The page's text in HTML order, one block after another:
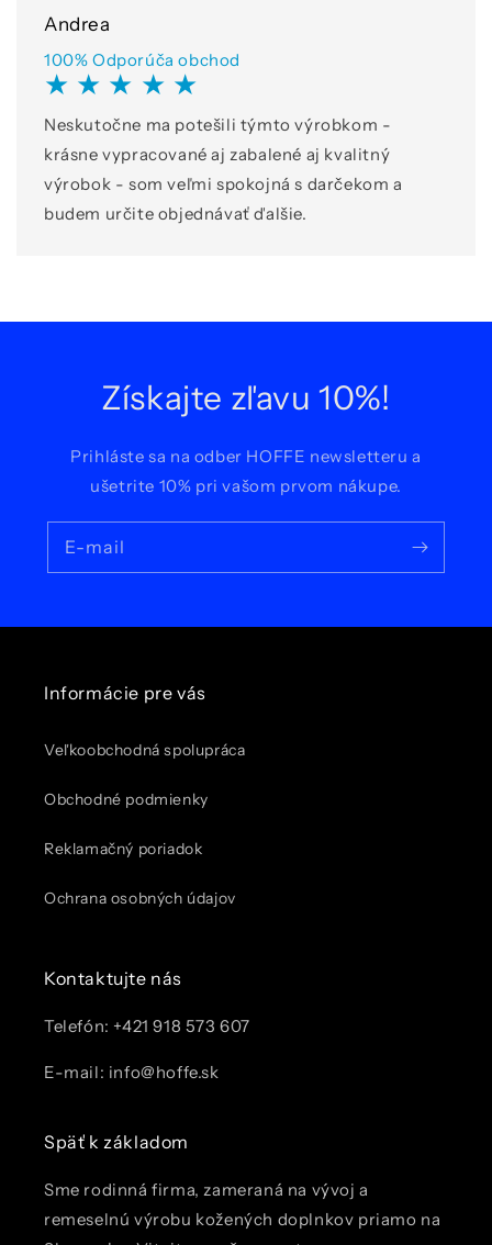
Andrea
100% Odporúča obchod
★ ★ ★ ★ ★
Neskutočne ma potešili týmto výrobkom -
krásne vypracované aj zabalené aj kvalitný
výrobok - som veľmi spokojná s darčekom a
budem určite objednávať ďalšie.
Získajte zľavu 10%!
Prihláste sa na odber HOFFE newsletteru a
ušetrite 10% pri vašom prvom nákupe.
E-mail
Informácie pre vás
Veľkoobchodná spolupráca
Obchodné podmienky
Reklamačný poriadok
Ochrana osobných údajov
Kontaktujte nás
Telefón: +421 918 573 607
E-mail: info@hoffe.sk
Späť k základom
Sme rodinná firma, zameraná na vývoj a
remeselnú výrobu kožených doplnkov priamo na